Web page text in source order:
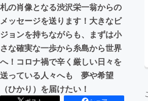
札の肖像となる渋沢栄一翁からの
メッセージを送ります！大きなビ
ジョンを持ちながらも、まずは小
さな確実な一歩から糸島から世界
へ！コロナ禍で辛く厳しい日々を
送っている人々へも 夢や希望
（ひかり）を届けたい！